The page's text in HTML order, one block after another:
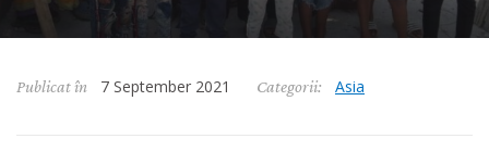
Publicat în 7 September 2021 Categorii: Asia